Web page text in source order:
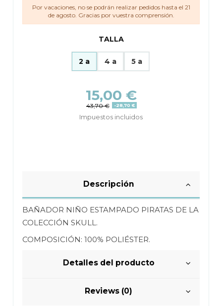
Por vacaciones, no se podrán realizar pedidos hasta el 21
de agosto. Gracias por vuestra comprensión.
TALLA
2 a 4 a 5 a
15,00 €
43,70 € -28,70 €
Impuestos incluidos
Descripción
BAÑADOR NIÑO ESTAMPADO PIRATAS DE LA
COLECCIÓN SKULL.
COMPOSICIÓN: 100% POLIÉSTER.
Detalles del producto
Reviews (0)